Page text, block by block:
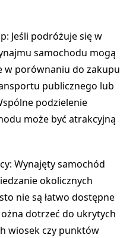
Jeśli podróżuje się w
samochodu mogą
w porównaniu do zakupu
publicznego lub
podzielenie
może być atrakcyjną
Wynajęty samochód
okolicznych
nie są łatwo dostępne
dotrzeć do ukrytych
wiosek czy punktów